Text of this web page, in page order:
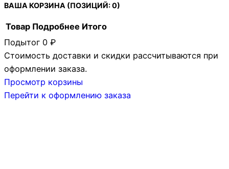
ВАША КОРЗИНА (ПОЗИЦИЙ: 0)
ТОВАРЫ
В
КОРЗИНЕ
Товар Подробнее Итого
Подытог 0 ₽
Стоимость доставки и скидки рассчитываются при
оформлении заказа.
Просмотр корзины
Перейти к оформлению заказа